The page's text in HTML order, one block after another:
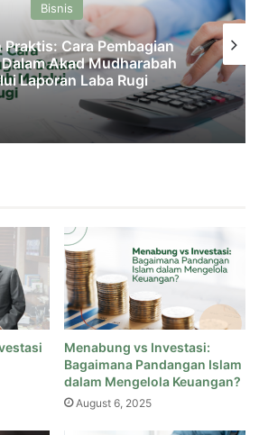
Bisnis
Praktis: Cara Pembagian
Akad Mudharabah
Laporan Laba Rugi
Menabung vs Investasi:
Bagaimana Pandangan Islam
dalam Mengelola Keuangan?
August 6, 2025